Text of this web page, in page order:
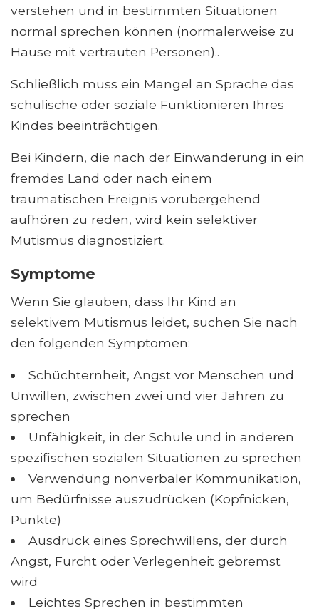
verstehen und in bestimmten Situationen
normal sprechen können (normalerweise zu
Hause mit vertrauten Personen)..
Schließlich muss ein Mangel an Sprache das
schulische oder soziale Funktionieren Ihres
Kindes beeinträchtigen.
Bei Kindern, die nach der Einwanderung in ein
fremdes Land oder nach einem
traumatischen Ereignis vorübergehend
aufhören zu reden, wird kein selektiver
Mutismus diagnostiziert.
Symptome
Wenn Sie glauben, dass Ihr Kind an
selektivem Mutismus leidet, suchen Sie nach
den folgenden Symptomen:
Schüchternheit, Angst vor Menschen und
Unwillen, zwischen zwei und vier Jahren zu
sprechen
Unfähigkeit, in der Schule und in anderen
spezifischen sozialen Situationen zu sprechen
Verwendung nonverbaler Kommunikation,
um Bedürfnisse auszudrücken (Kopfnicken,
Punkte)
Ausdruck eines Sprechwillens, der durch
Angst, Furcht oder Verlegenheit gebremst
wird
Leichtes Sprechen in bestimmten